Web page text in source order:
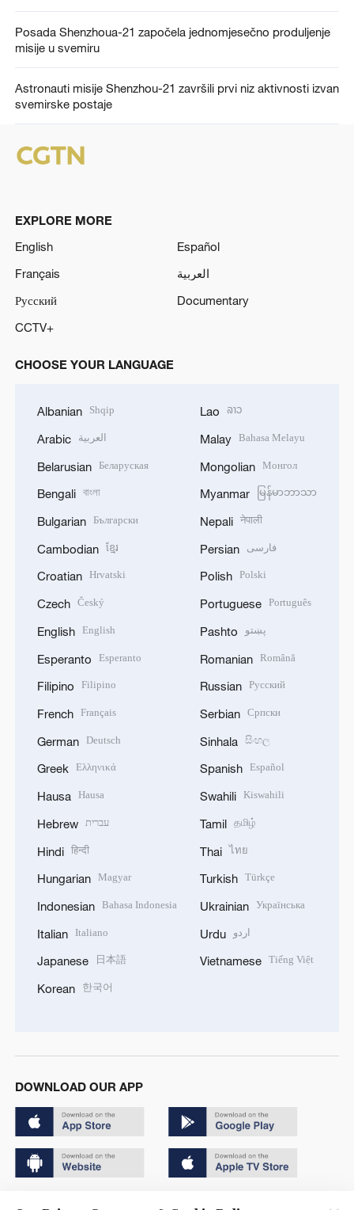
Posada Shenzhoua-21 započela jednomjesečno produljenje
misije u svemiru
Astronauti misije Shenzhou-21 završili prvi niz aktivnosti izvan
svemirske postaje
EXPLORE MORE
English
Español
Français
العربية
Русский
Documentary
CCTV+
CHOOSE YOUR LANGUAGE
Albanian Shqip
Arabic العربية
Belarusian Беларуская
Bengali বাংলা
Bulgarian Български
Cambodian ខ្មែរ
Croatian Hrvatski
Czech Český
English English
Esperanto Esperanto
Filipino Filipino
French Français
German Deutsch
Greek Ελληνικά
Hausa Hausa
Hebrew עברית
Hindi हिन्दी
Hungarian Magyar
Indonesian Bahasa Indonesia
Italian Italiano
Japanese 日本語
Korean 한국어
Lao ລາວ
Malay Bahasa Melayu
Mongolian Монгол
Myanmar မြန်မာဘာသာ
Nepali नेपाली
Persian فارسی
Polish Polski
Portuguese Português
Pashto پښتو
Romanian Română
Russian Русский
Serbian Српски
Sinhala සිංහල
Spanish Español
Swahili Kiswahili
Tamil தமிழ்
Thai ไทย
Turkish Türkçe
Ukrainian Українська
Urdu اردو
Vietnamese Tiếng Việt
DOWNLOAD OUR APP